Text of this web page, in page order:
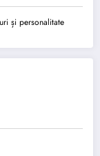
și personalitate